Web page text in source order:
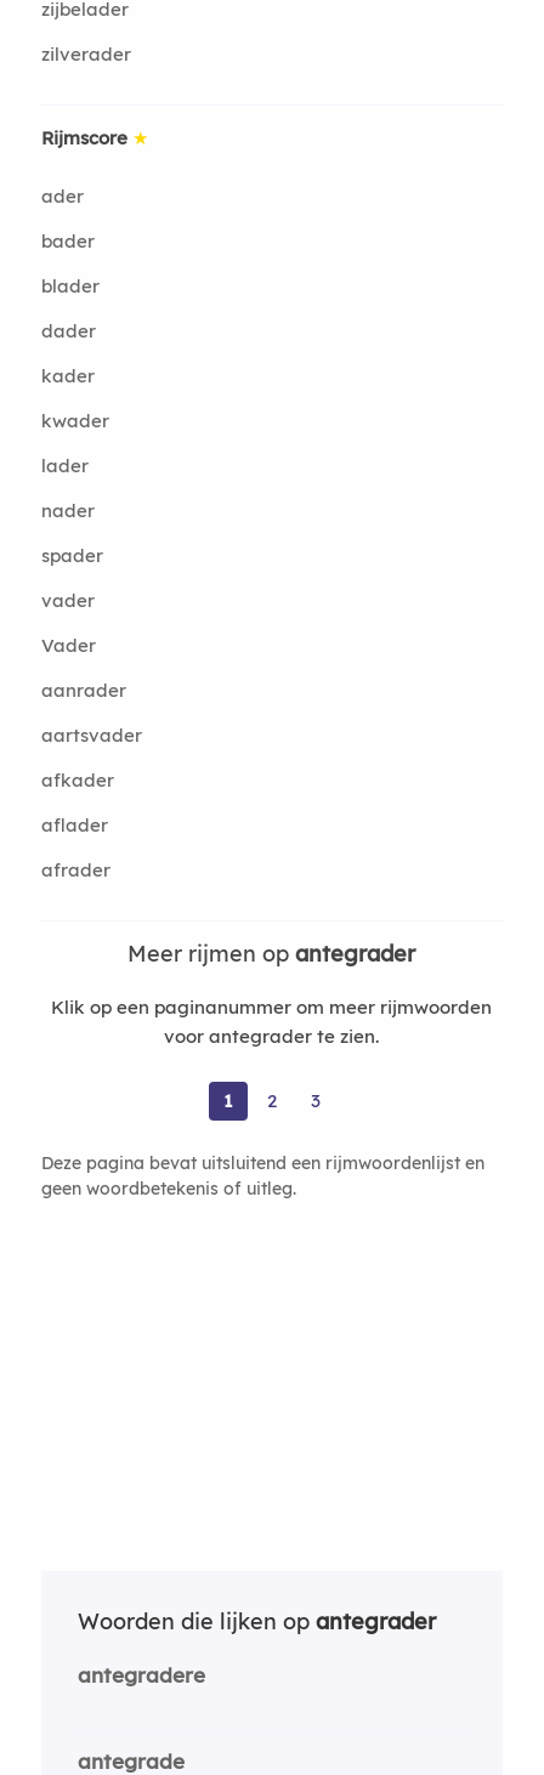
zijbelader
zilverader
Rijmscore ★
ader
bader
blader
dader
kader
kwader
lader
nader
spader
vader
Vader
aanrader
aartsvader
afkader
aflader
afrader
Meer rijmen opantegrader
Klik op een paginanummer om meer rijmwoorden
voor antegrader te zien.
1 2 3
Deze pagina bevat uitsluitend een rijmwoordenlijst en
geen woordbetekenis of uitleg.
Woorden die lijken op antegrader
antegradere
antegrade